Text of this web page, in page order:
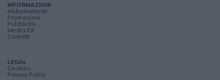
INFORMAZIONI
Abbonamenti
Promozioni
Pubblicità
Media Kit
Contatti
LEGAL
Cookies
Privacy Policy